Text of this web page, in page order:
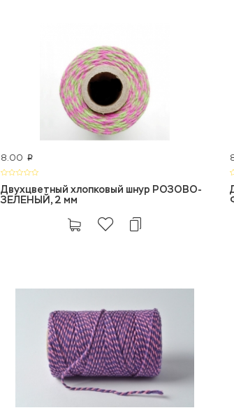
8.00 p
Двухцветный хлопковый шнур РОЗОВО-
ЗЕЛЕНЫЙ, 2 мм